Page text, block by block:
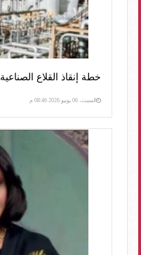
خطة إنقاذ القلاع الصناعية
السبت، 06 يونيو 2026 08:46 م